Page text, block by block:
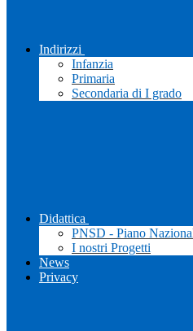
Indirizzi
Infanzia
Primaria
Secondaria di I grado
Didattica
PNSD - Piano
I nostri Progetti
News
Privacy